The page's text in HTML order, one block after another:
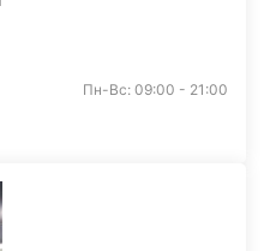
Пн-Вс: 09:00 - 21:00